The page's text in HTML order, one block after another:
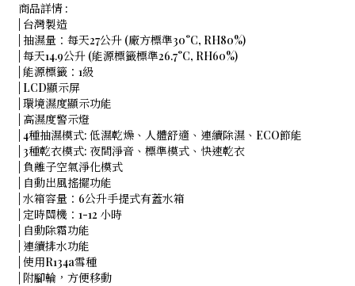
商品詳情 :
| 台灣製造
| 抽濕量：每天27公升 (廠方標準30°C, RH80%)
| 每天14.9公升 (能源標籤標準26.7°C, RH60%)
| 能源標籤：1級
| LCD顯示屏
| 環境濕度顯示功能
| 高濕度警示燈
| 4種抽濕模式: 低濕乾燥、人體舒適、連續除濕、ECO節能
| 3種乾衣模式: 夜間淨音、標準模式、快速乾衣
| 負離子空氣淨化模式
| 自動出風搖擺功能
| 水箱容量：6公升手提式有蓋水箱
| 定時關機：1-12 小時
| 自動除霜功能
| 連續排水功能
| 使用R134a雪種
| 附腳輪，方便移動